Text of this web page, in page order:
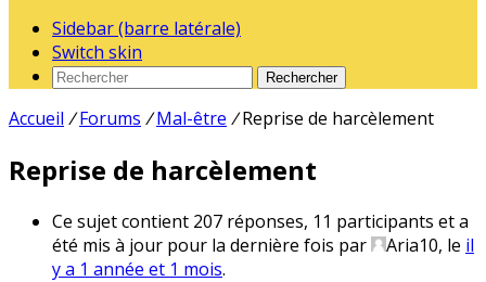
Sidebar (barre latérale)
Switch skin
Rechercher
Accueil / Forums / Mal-être / Reprise de harcèlement
Reprise de harcèlement
Ce sujet contient 207 réponses, 11 participants et a
été mis à jour pour la dernière fois par
Aria10, le il
y a 1 année et 1 mois.